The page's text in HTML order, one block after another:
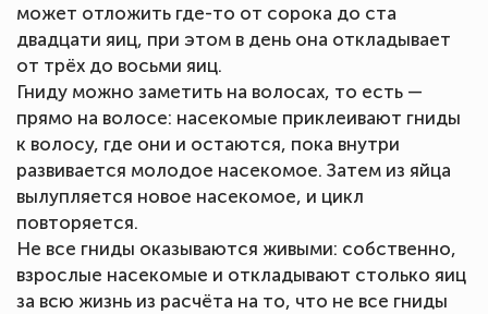
может отложить где-то от сорока до ста
двадцати яиц, при этом в день она откладывает
от трёх до восьми яиц.
Гниду можно заметить на волосах, то есть —
прямо на волосе: насекомые приклеивают гниды
к волосу, где они и остаются, пока внутри
развивается молодое насекомое. Затем из яйца
вылупляется новое насекомое, и цикл
повторяется.
Не все гниды оказываются живыми: собственно,
взрослые насекомые и откладывают столько яиц
за всю жизнь из расчёта на то, что не все гниды